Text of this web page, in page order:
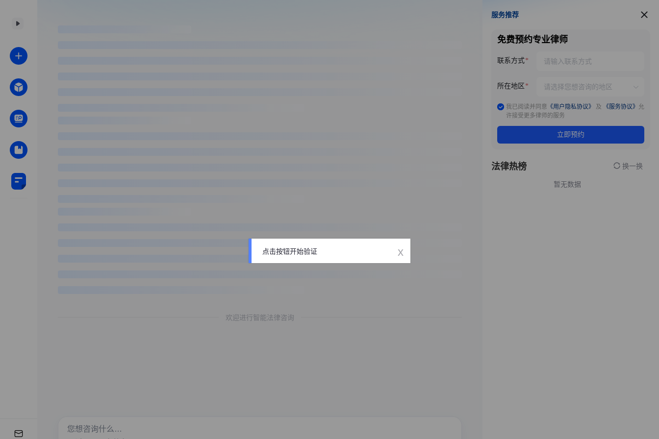
欢迎进行智能法律咨询
服务推荐
服务推荐
免费预约专业律师
联系方式
所在地区
我已阅读并同意 《用户隐私协议》 及 《服务协议》 允
许接受更多律师的服务
立即预约
法律热榜 换一换
暂无数据
点击按钮开始验证 x